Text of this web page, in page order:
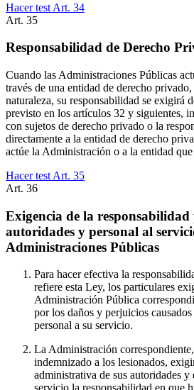
Hacer test Art. 34
Art. 35
Responsabilidad de Derecho
Cuando las Administraciones Públicas
través de una entidad de derecho privado,
naturaleza, su responsabilidad se exigirá
previsto en los artículos 32 y siguientes,
con sujetos de derecho privado o la
directamente a la entidad de derecho
actúe la Administración o a la entidad
Hacer test Art. 35
Art. 36
Exigencia de la
autoridades y personal al
Administraciones Públicas
Para hacer efectiva la
refiere esta Ley, los particulares
Administración Pública
por los daños y perjuicios
personal a su servicio.
La Administración
indemnizado a los lesionados,
administrativa de sus autoridades y